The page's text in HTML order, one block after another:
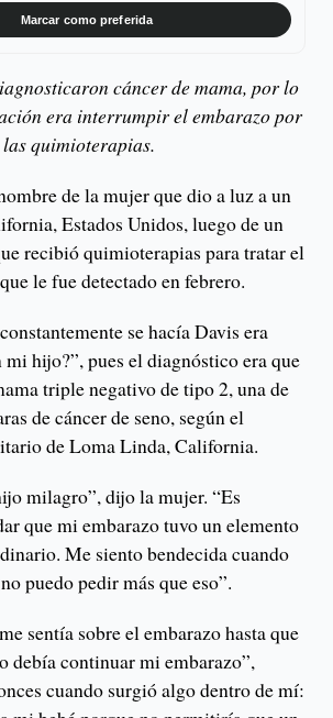
Marcar como preferida
cáncer de mama, por lo
era interrumpir el embarazo por
quimioterapias.
de la mujer que dio a luz a un
Estados Unidos, luego de un
recibió quimioterapias para tratar el
le fue detectado en febrero.
se hacía Davis era
mi hijo?”, pues el diagnóstico era que
triple negativo de tipo 2, una de
de cáncer de seno, según el
de Loma Linda, California.
milagro”, dijo la mujer. “Es
que mi embarazo tuvo un elemento
Me siento bendecida cuando
puedo pedir más que eso”.
sentía sobre el embarazo hasta que
debía continuar mi embarazo”,
cuando surgió algo dentro de mí: